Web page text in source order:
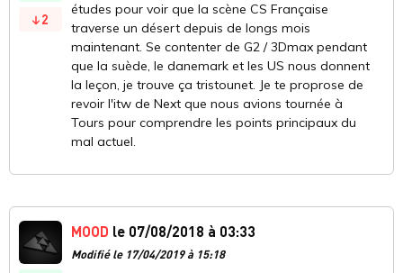
2
études pour voir que la scène CS Française
traverse un désert depuis de longs mois
maintenant. Se contenter de G2 / 3Dmax pendant
que la suède, le danemark et les US nous donnent
la leçon, je trouve ça tristounet. Je te proprose de
revoir l'itw de Next que nous avions tournée à
Tours pour comprendre les points principaux du
mal actuel.
MOOD le 07/08/2018 à 03:33
Modifié le 17/04/2019 à 15:18